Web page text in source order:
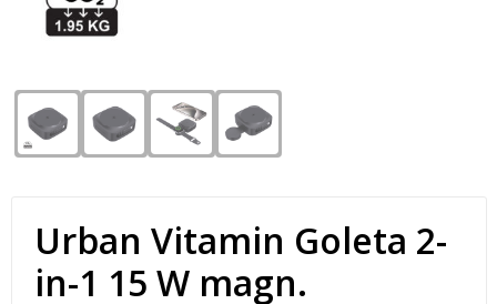
Snoepgoed
Sport
Vrije tijd en Strand
Matrozentassen
Papieren tassen
Reistassen
Rugzakken
Urban Vitamin Goleta 2-
in-1 15 W magn.